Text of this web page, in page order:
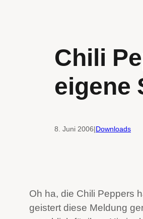
Chili
eigene
8. Juni 2006|Downloads
Oh ha, die Chili Peppers
geistert diese Meldung